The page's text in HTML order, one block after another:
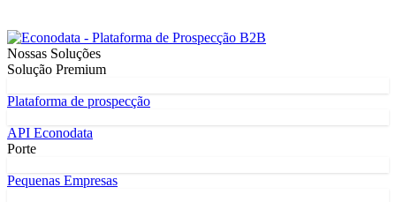
Nossas Soluções
Solução Premium
Plataforma de prospecção
API Econodata
Porte
Pequenas Empresas